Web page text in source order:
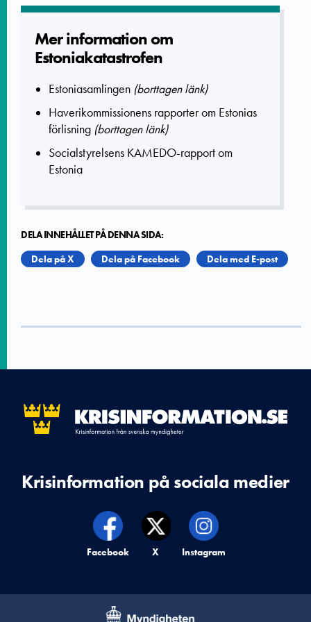
Mer informatio­n om
Estoniakat­astrofen
Estoniasamlingen (borttagen länk)
Haverikommissionens rapporter om Estonias
förlisning (borttagen länk)
Socialstyrelsens KAMEDO-rapport om
Estonia
DELA INNEHÅLLET PÅ DENNA SIDA:
Dela på X
Dela på Facebook Dela med E-post
Krisinformation på sociala medier
Krisinformation på,
Facebook Krisinformation på,
X Krisinformation på,
Instagram